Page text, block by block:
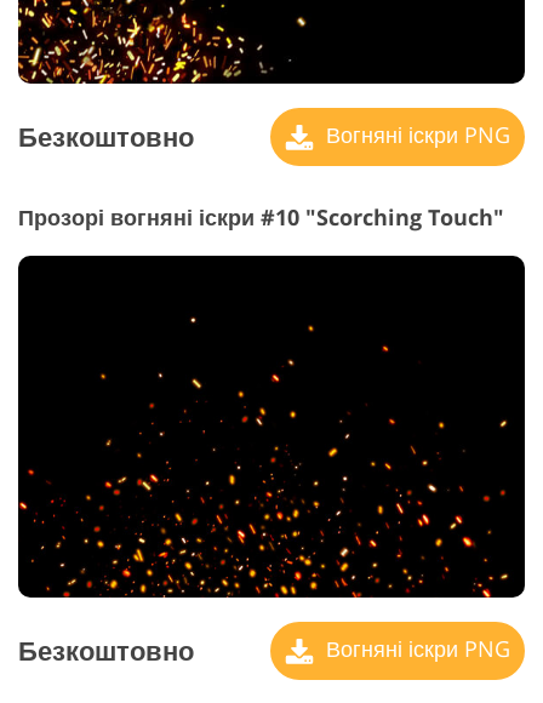
Безкоштовно Вогняні іскри PNG
Прозорі вогняні іскри #10 "Scorching Touch"
Безкоштовно Вогняні іскри PNG